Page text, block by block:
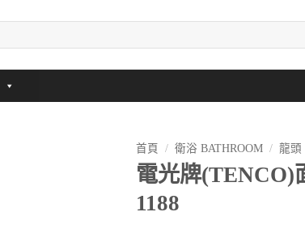
首頁 / 衛浴 BATHROOM / 龍頭
電光牌(TENCO)
1188